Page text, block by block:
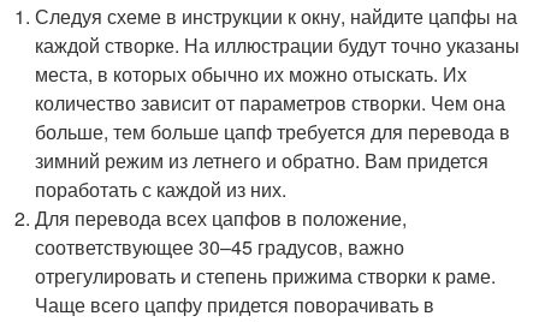
Следуя схеме в инструкции к окну, найдите цапфы на
каждой створке. На иллюстрации будут точно указаны
места, в которых обычно их можно отыскать. Их
количество зависит от параметров створки. Чем она
больше, тем больше цапф требуется для перевода в
зимний режим из летнего и обратно. Вам придется
поработать с каждой из них.
Для перевода всех цапфов в положение,
соответствующее 30–45 градусов, важно
отрегулировать и степень прижима створки к раме.
Чаще всего цапфу придется поворачивать в